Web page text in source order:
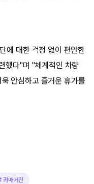
에 대한 걱정 없이 편안한
했다"며 "체계적인 차량
안심하고 즐거운 휴가를
카매거진